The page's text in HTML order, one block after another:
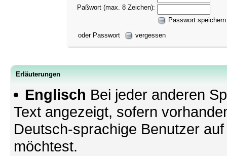
Paßwort (max. 8 Zeichen):
Passwort speichern
oder Passwort
vergessen
Erläuterungen
Englisch Bei jeder anderen
Text angezeigt, sofern
Deutsch-sprachige Benutzer
möchtest.